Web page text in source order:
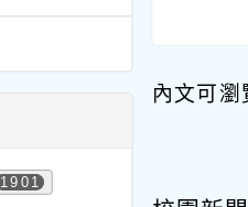
1901
內文可瀏